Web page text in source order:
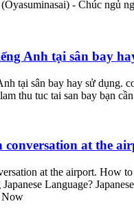
- Chúc ngủ
Anh tại sân bay
tại sân bay hay sử dụng.
thu tuc tai san bay bạn
conversation at the
at the airport. How
Language?
Now